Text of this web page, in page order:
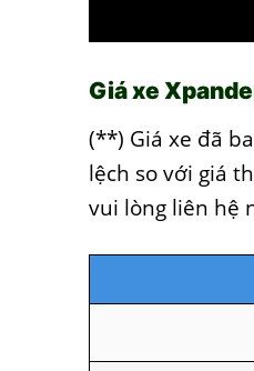
Giá xe
(**) Giá xe đã
lệch so với giá
vui lòng liên hệ